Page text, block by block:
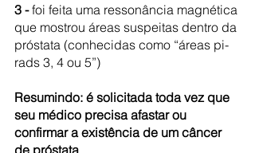
3 - foi feita uma ressonância magnética
que mostrou áreas suspeitas dentro da
próstata (conhecidas como “áreas pi-
rads 3, 4 ou 5”)
Resumindo: é solicitada toda vez que
seu médico precisa afastar ou
confirmar a existência de um câncer
de próstata